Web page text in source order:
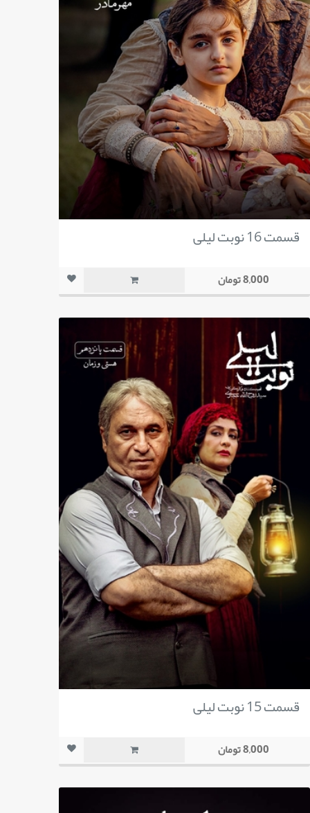
قسمت 16 نوبت لیلی
8,000 تومان
قسمت 15 نوبت لیلی
8,000 تومان